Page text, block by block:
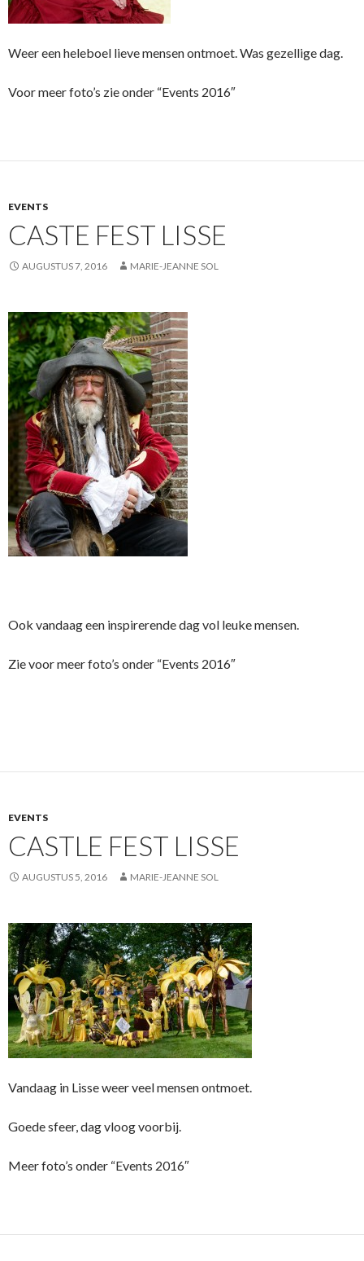
Weer een heleboel lieve mensen ontmoet. Was gezellige dag.
Voor meer foto’s zie onder “Events 2016″
EVENTS
CASTE FEST LISSE
AUGUSTUS 7, 2016 MARIE-JEANNE SOL
Ook vandaag een inspirerende dag vol leuke mensen.
Zie voor meer foto’s onder “Events 2016″
EVENTS
CASTLE FEST LISSE
AUGUSTUS 5, 2016 MARIE-JEANNE SOL
Vandaag in Lisse weer veel mensen ontmoet.
Goede sfeer, dag vloog voorbij.
Meer foto’s onder “Events 2016″